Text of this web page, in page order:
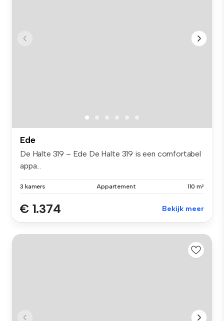
Ede
De Halte 319 – Ede De Halte 319 is een comfortabel
appa...
3 kamers Appartement 110 m²
€ 1.374 Bekijk meer